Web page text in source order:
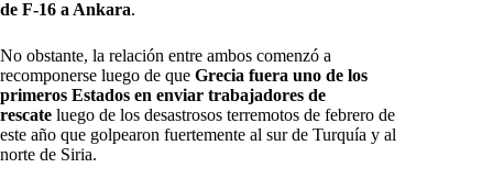
de F-16 a Ankara.
No obstante, la relación entre ambos comenzó a
recomponerse luego de que Grecia fuera uno de los
primeros Estados en enviar trabajadores de
rescate luego de los desastrosos terremotos de febrero de
este año que golpearon fuertemente al sur de Turquía y al
norte de Siria.